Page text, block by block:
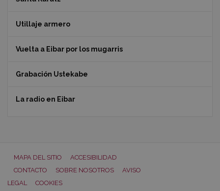
Utillaje armero
Vuelta a Eibar por los mugarris
Grabación Ustekabe
La radio en Eibar
MAPA DEL SITIO
ACCESIBILIDAD
CONTACTO
SOBRE NOSOTROS
AVISO
LEGAL
COOKIES